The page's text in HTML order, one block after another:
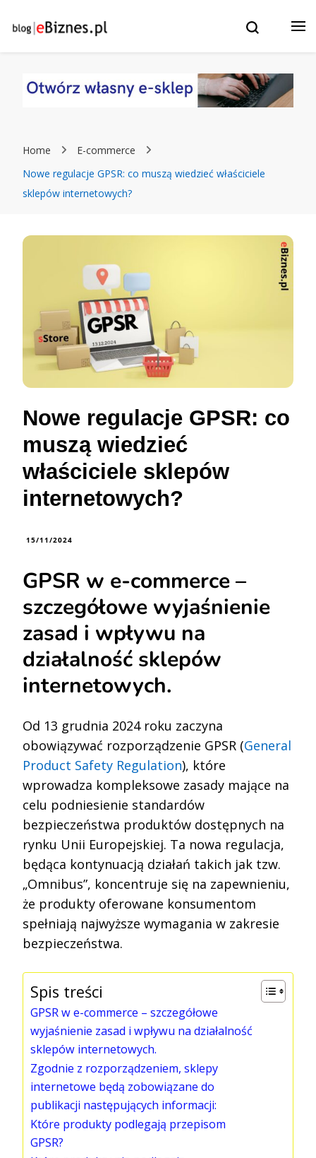
Twój biznes w Internecie: e-
internetowe, strony WWW,
ChatBoty, Marketing i
Home
E-commerce
Nowe regulacje GPSR: co muszą wiedzieć właściciele
sklepów internetowych?
Nowe regulacje GPSR: co
muszą wiedzieć
właściciele sklepów
internetowych?
15/11/2024
GPSR w e-commerce –
szczegółowe wyjaśnienie
zasad i wpływu na
działalność sklepów
internetowych.
Od 13 grudnia 2024 roku zaczyna
obowiązywać rozporządzenie GPSR (General
Product Safety Regulation), które
wprowadza kompleksowe zasady mające na
celu podniesienie standardów
bezpieczeństwa produktów dostępnych na
rynku Unii Europejskiej. Ta nowa regulacja,
będąca kontynuacją działań takich jak tzw.
„Omnibus”, koncentruje się na zapewnieniu,
że produkty oferowane konsumentom
spełniają najwyższe wymagania w zakresie
bezpieczeństwa.
Spis treści
GPSR w e-commerce – szczegółowe
wyjaśnienie zasad i wpływu na działalność
sklepów internetowych.
Zgodnie z rozporządzeniem, sklepy
internetowe będą zobowiązane do
publikacji następujących informacji:
Które produkty podlegają przepisom
GPSR?